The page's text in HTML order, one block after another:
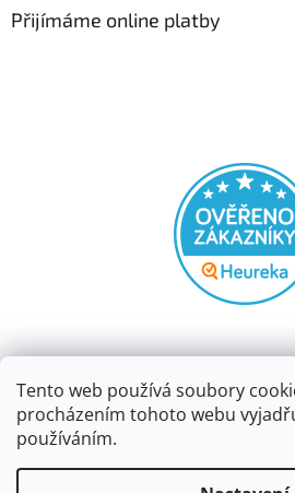
Tento web používá soubory
procházením tohoto webu
používáním.
Přijímáme online platby